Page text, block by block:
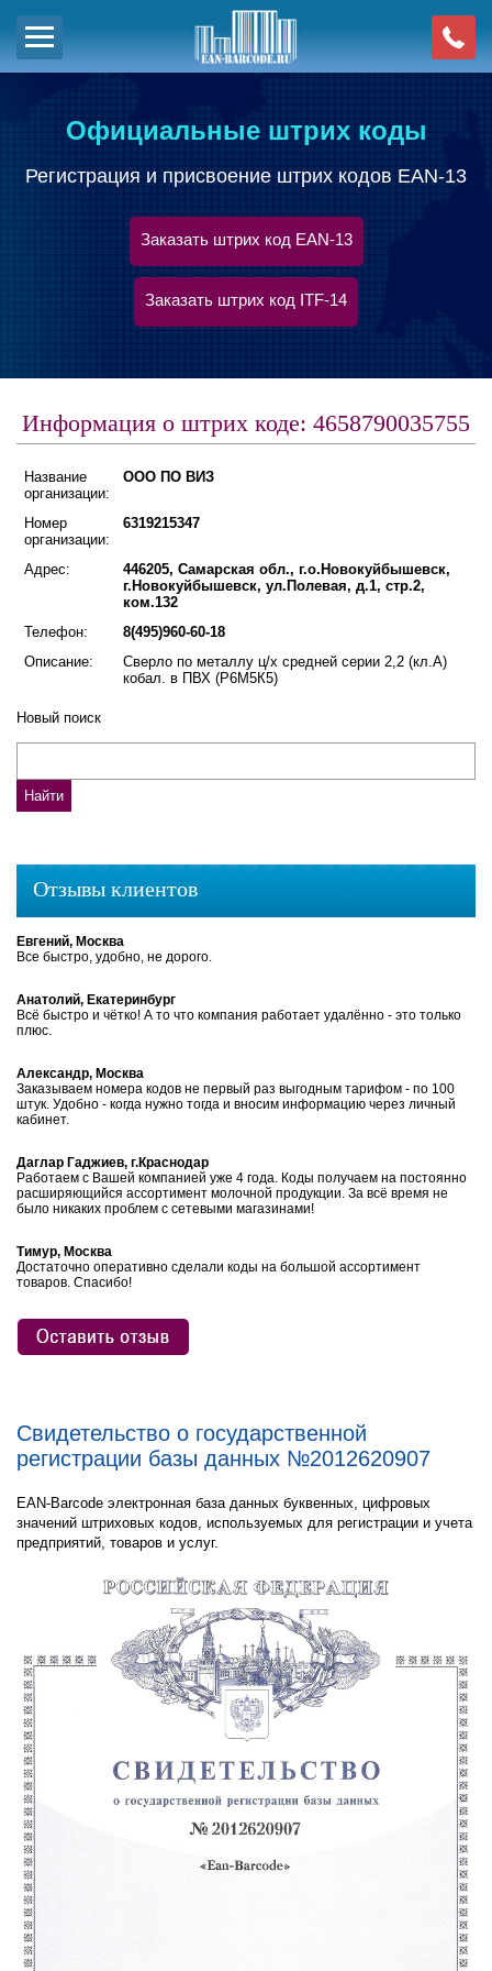
Официальные штрих коды
Регистрация и присвоение штрих кодов EAN-13
Заказать штрих код EAN-13
Заказать штрих код ITF-14
Информация о штрих коде: 4658790035755
Название
организации:
ООО ПО ВИЗ
Номер
организации:
6319215347
Адрес:
446205, Самарская обл., г.о.Новокуйбышевск,
г.Новокуйбышевск, ул.Полевая, д.1, стр.2,
ком.132
Телефон:
8(495)960-60-18
Описание:
Сверло по металлу ц/х средней серии 2,2 (кл.А)
кобал. в ПВХ (Р6М5К5)
Новый поиск
Отзывы клиентов
Евгений, Москва
Все быстро, удобно, не дорого.
Анатолий, Екатеринбург
Всё быстро и чётко! А то что компания работает удалённо - это только
плюс.
Александр, Москва
Заказываем номера кодов не первый раз выгодным тарифом - по 100
штук. Удобно - когда нужно тогда и вносим информацию через личный
кабинет.
Даглар Гаджиев, г.Краснодар
Работаем с Вашей компанией уже 4 года. Коды получаем на постоянно
расширяющийся ассортимент молочной продукции. За всё время не
было никаких проблем с сетевыми магазинами!
Тимур, Москва
Достаточно оперативно сделали коды на большой ассортимент
товаров. Спасибо!
Свидетельство о государственной
регистрации базы данных №2012620907
EAN-Barcode электронная база данных буквенных, цифровых
значений штриховых кодов, используемых для регистрации и учета
предприятий, товаров и услуг.